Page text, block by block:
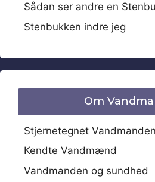
Sådan ser andre en
Stenbukken indre jeg
Om
Stjernetegnet Vandmanden
Kendte Vandmænd
Vandmanden og sundhed